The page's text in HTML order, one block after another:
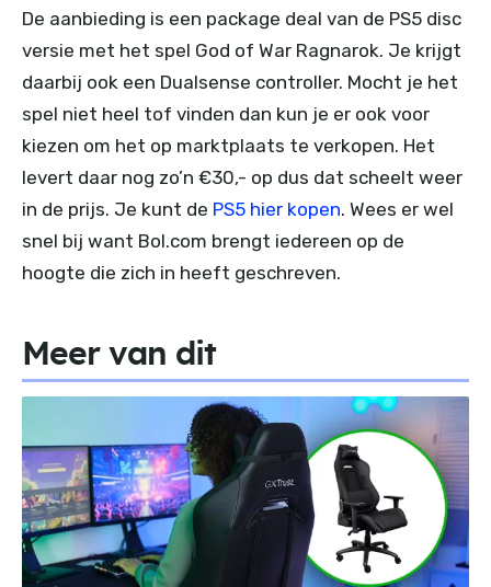
De aanbieding is een package deal van de PS5 disc
versie met het spel God of War Ragnarok. Je krijgt
daarbij ook een Dualsense controller. Mocht je het
spel niet heel tof vinden dan kun je er ook voor
kiezen om het op marktplaats te verkopen. Het
levert daar nog zo’n €30,- op dus dat scheelt weer
in de prijs. Je kunt de PS5 hier kopen. Wees er wel
snel bij want Bol.com brengt iedereen op de
hoogte die zich in heeft geschreven.
Meer van dit